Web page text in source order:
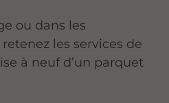
ou dans les
les services de
à neuf d’un parquet